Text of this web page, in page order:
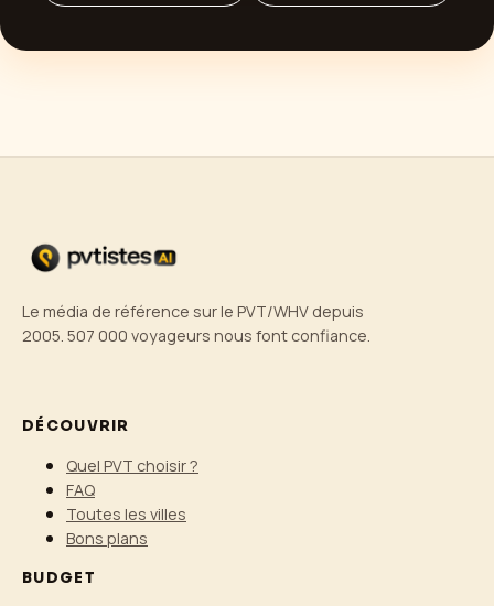
Le média de référence sur le PVT/WHV depuis
2005. 507 000 voyageurs nous font confiance.
DÉCOUVRIR
Quel PVT choisir ?
FAQ
Toutes les villes
Bons plans
BUDGET